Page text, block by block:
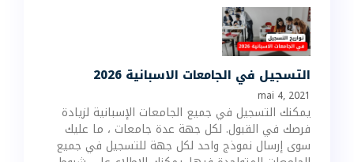
2026 التسجيل في الجامعات الاسبانية
mai 4, 2021
يمكنك التسجيل في جميع الجامعات الإسبانية لزيادة
فرصك في القبول. لكل جهة عدة جامعات ، ما عليك
سوى إرسال نموذج واحد لكل جهة للتسجيل في جميع